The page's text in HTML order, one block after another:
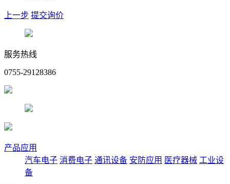
上一步 提交询价
服务热线
0755-29128386
产品应用
汽车电子 消费电子 通讯设备 安防应用 医疗器械 工业设
备